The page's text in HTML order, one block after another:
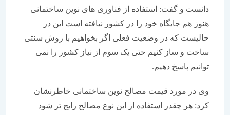
دانست و گفت: استفاده از فناوری های نوین ساختمانی
هنوز هم جایگاه خود را در کشور نیافته است این در
حالیست که در وضعیت فعلی اگر بخواهیم با روش سنتی
ساخت و ساز کنیم حتی یک سوم از نیاز کشور را نمی
توانیم پاسخ دهیم.
وی در مورد قیمت مصالح نوین ساختمانی خاطرنشان
کرد: هر چقدر استفاده از این نوع مصالح رایج تر شود